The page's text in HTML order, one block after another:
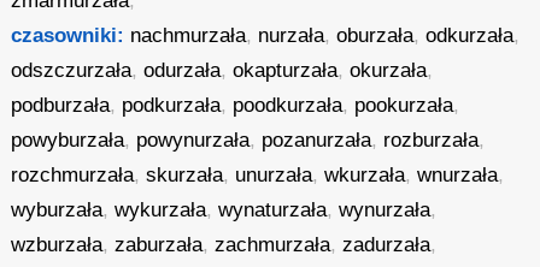
czasowniki: nachmurzała, nurzała,oburzała,odkurzała,
odszczurzała,odurzała,okapturzała,okurzała,
podburzała, podkurzała, poodkurzała, pookurzała,
powyburzała, powynurzała, pozanurzała, rozburzała,
rozchmurzała,skurzała, unurzała,wkurzała,wnurzała,
wyburzała,wykurzała,wynaturzała,wynurzała,
wzburzała,zaburzała,zachmurzała,zadurzała,